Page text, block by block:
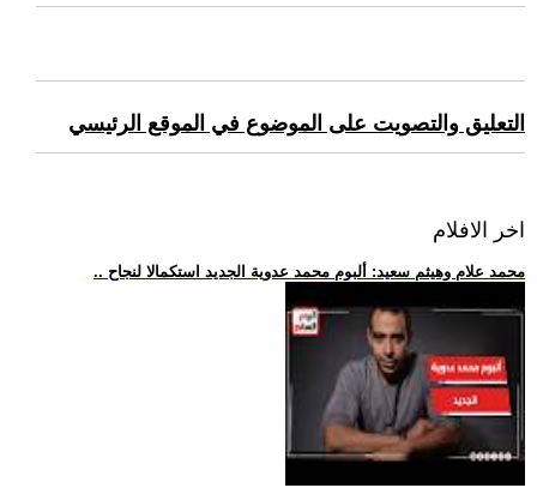
التعليق والتصويت على الموضوع في الموقع الرئيسي
اخر الافلام
.. محمد علام وهيثم سعيد: ألبوم محمد عدوية الجديد استكمالا لنجاح